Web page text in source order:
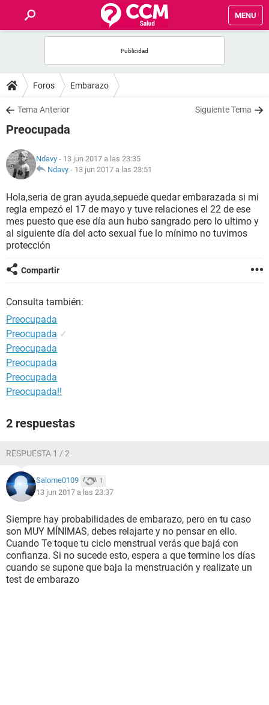
MENU
FOROS
SALUD
NUTRICIÓN
BIENESTAR
SEXUALIDAD
GLOSARIO
Foros Embarazo
Tema Anterior Siguiente Tema
Preocupada
Ndavy - 13 jun 2017 a las 23:35
Ndavy - 13 jun 2017 a las 23:51
Hola,seria de gran ayuda,sepuede quedar embarazada si mi
regla empezó el 17 de mayo y tuve relaciones el 22 de ese
mes puesto que ese día aun hubo sangrado pero lo ultimo y
al siguiente día del acto sexual fue lo mínimo no tuvimos
protección
Compartir
Consulta también:
Preocupada
Preocupada ✓
Preocupada
Preocupada
Preocupada
Preocupada!!
2 respuestas
RESPUESTA 1 / 2
Salome0109 1
13 jun 2017 a las 23:37
Siempre hay probabilidades de embarazo, pero en tu caso
son MUY MÍNIMAS, debes relajarte y no pensar en ello.
Cuando Te toque tu ciclo menstrual verás que bajá con
confianza. Si no sucede esto, espera a que termine los días
cuando se supone que baja la menstruación y realizate un
test de embarazo